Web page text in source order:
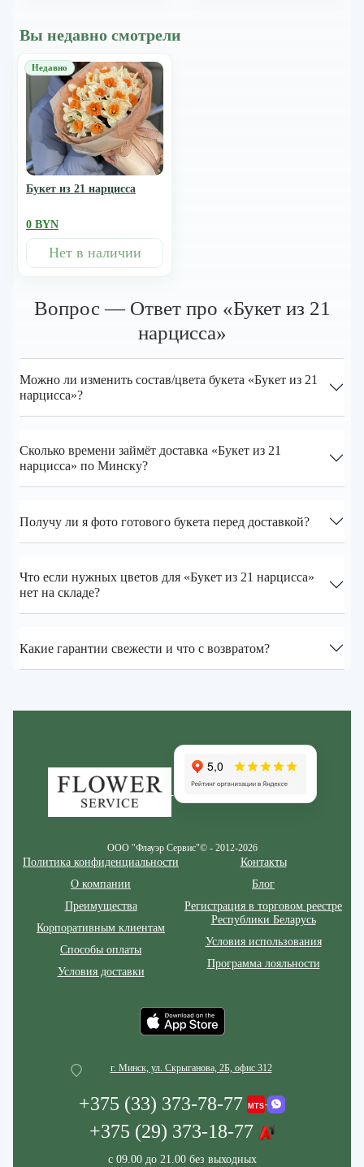
Вы недавно смотрели
Букет из 21 нарцисса
0 BYN
Нет в наличии
Вопрос — Ответ про «Букет из 21
нарцисса»
Можно ли изменить состав/цвета букета «Букет из 21
нарцисса»?
Сколько времени займёт доставка «Букет из 21
нарцисса» по Минску?
Получу ли я фото готового букета перед доставкой?
Что если нужных цветов для «Букет из 21 нарцисса»
нет на складе?
Какие гарантии свежести и что с возвратом?
ООО "Флауэр Сервис"© - 2012-2026
Политика конфиденциальности
О компании
Преимущества
Корпоративным клиентам
Способы оплаты
Условия доставки
Контакты
Блог
Регистрация в торговом реестре
Республики Беларусь
Условия использования
Программа лояльности
г. Минск, ул. Скрыганова, 2Б, офис 312
+375 (33) 373-78-77
+375 (29) 373-18-77
с 09.00 до 21.00 без выходных